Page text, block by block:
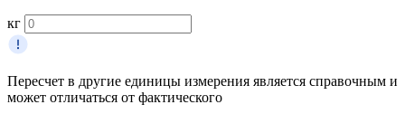
кг
Пересчет в другие единицы измерения является справочным и
может отличаться от фактического